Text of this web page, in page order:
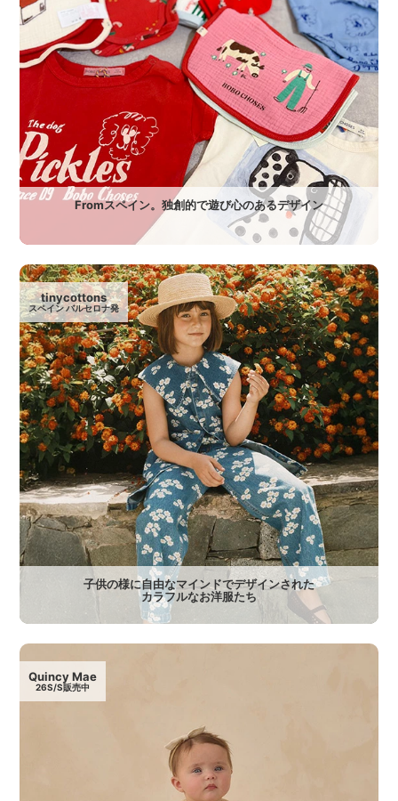
Fromスペイン。独創的で遊び心のあるデザイン
tinycottons
スペイン バルセロナ発
子供の様に自由なマインドでデザインされた
カラフルなお洋服たち
Quincy Mae
26S/S販売中